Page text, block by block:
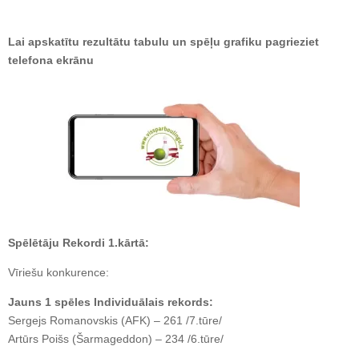
Lai apskatītu rezultātu tabulu un spēļu grafiku pagrieziet
telefona ekrānu
Spēlētāju Rekordi 1.kārtā:
Vīriešu konkurence:
Jauns 1 spēles Individuālais rekords:
Sergejs Romanovskis (AFK) – 261 /7.tūre/
Artūrs Poišs (Šarmageddon) – 234 /6.tūre/